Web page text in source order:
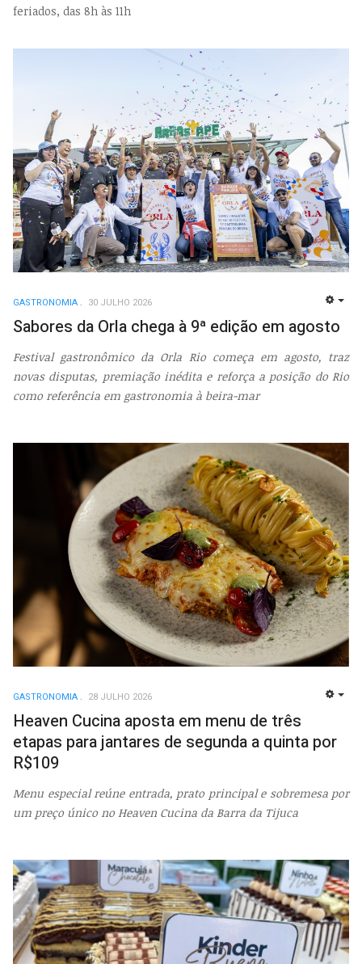
feriados, das 8h às 11h
GASTRONOMIA 30 JULHO 2026
Sabores da Orla chega à 9ª edição em agosto
Festival gastronômico da Orla Rio começa em agosto, traz
novas disputas, premiação inédita e reforça a posição do Rio
como referência em gastronomia à beira-mar
GASTRONOMIA 28 JULHO 2026
Heaven Cucina aposta em menu de três
etapas para jantares de segunda a quinta por
R$109
Menu especial reúne entrada, prato principal e sobremesa por
um preço único no Heaven Cucina da Barra da Tijuca